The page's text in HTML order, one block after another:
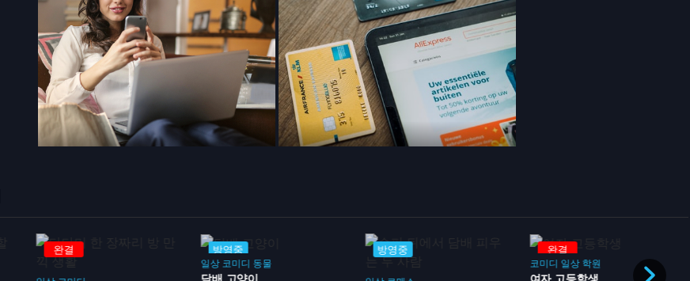
방영중 방영중 완결
일상
완결
코미디 일상 학원 부활동